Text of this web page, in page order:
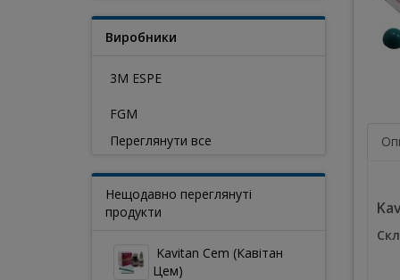
Виробники
3M ESPE
FGM
Переглянути все
Нещодавно переглянуті
продукти
Kavitan Cem (Кавітан
Цем)